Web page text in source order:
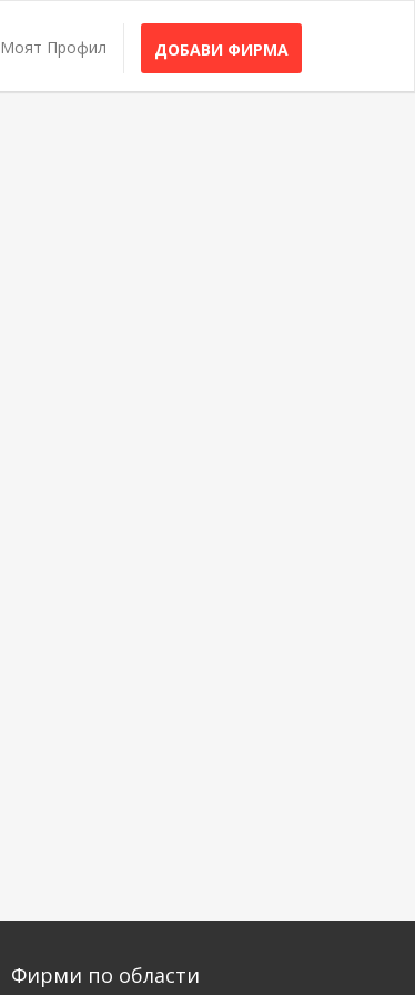
Моят Профил ДОБАВИ ФИРМА
Фирми по области